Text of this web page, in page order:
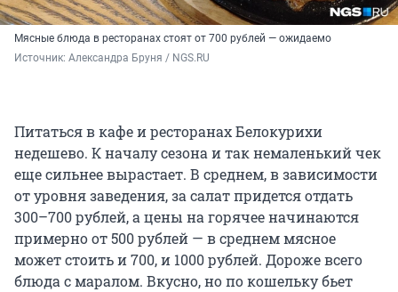
Мясные блюда в ресторанах стоят от 700 рублей — ожидаемо
Источник: Александра Бруня / NGS.RU
Питаться в кафе и ресторанах Белокурихи
недешево. К началу сезона и так немаленький чек
еще сильнее вырастает. В среднем, в зависимости
от уровня заведения, за салат придется отдать
300–700 рублей, а цены на горячее начинаются
примерно от 500 рублей — в среднем мясное
может стоить и 700, и 1000 рублей. Дороже всего
блюда с маралом. Вкусно, но по кошельку бьет